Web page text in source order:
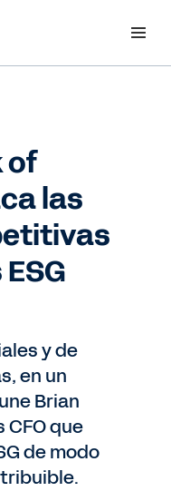
of
las
y de
en un
Brian
CFO que
de modo